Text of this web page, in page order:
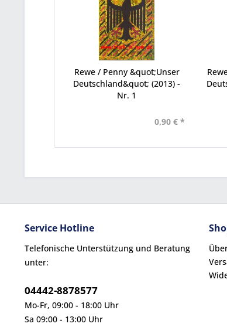
Rewe / Penny &quot;Unser
Deutschland&quot; (2013) -
Nr. 1
0,90 € *
Service Hotline
Telefonische Unterstützung und Beratung
unter:
04442-8878577
Mo-Fr, 09:00 - 18:00 Uhr
Sa 09:00 - 13:00 Uhr